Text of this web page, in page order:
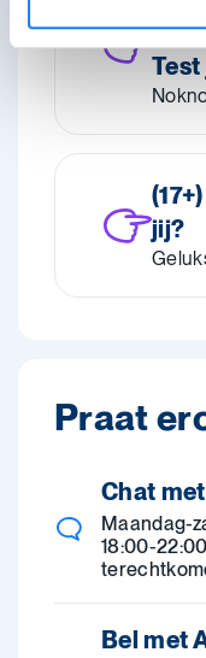
jij?
Praat
Chat
Maandag-
18:00-
Bel met